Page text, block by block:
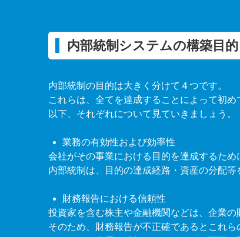
内部統制システムの構築目的
内部統制の目的は大きく分けて４つです。
これらは、全てを達成することによって初め
以下、それぞれについて見ていきましょう。
業務の有効性および効率性
会社がその事業における目的を達成するた
内部統制は、目的の達成経路・資産の分配
財務報告における信頼性
投資家を含む株主や金融機関などは、企業の
そのため、財務報告が不正確であるとこれ